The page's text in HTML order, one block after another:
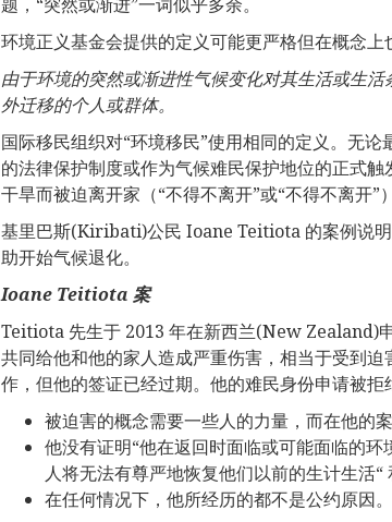
环境正义基金会提供的定义可能更严格但在概念
由于环境的突然或渐进性气候变化对其生活或生
外迁移的个人或群体。
国际移民组织对“环境移民”使用相同的定义。无
的法律保护制度或作为气候难民保护地位的正式
干旱而被迫离开家（“不得不离开”或“不得不离开”
基里巴斯(Kiribati)公民 Ioane Teitiota 的案例说
助开始气候退化。
Ioane Teitiota 案
Teitiota 先生于 2013 年在新西兰(New Zealand)
共同给他和他的家人造成严重伤害，相当于受到
作，但他的签证已经过期。他的难民身份申请被拒
被迫害的概念需要一些人的力量，而在他的
他没有证明“他在返回时面临或可能面临的
人将无法有尊严地恢复他们以前的生计生活“
在任何情况下，他所经历的都不是公约原因。